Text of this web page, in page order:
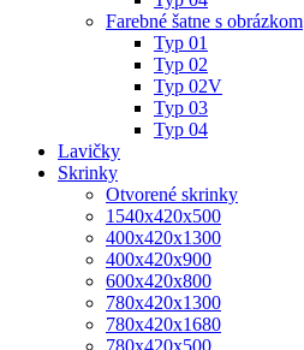
Farebné šatne s obrázkom
Typ 01
Typ 02
Typ 02V
Typ 03
Typ 04
Lavičky
Skrinky
Otvorené skrinky
1540x420x500
400x420x1300
400x420x900
600x420x800
780x420x1300
780x420x1680
780x420x500